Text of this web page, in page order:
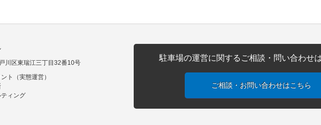
川区東瑞江三丁目32番10号
ト（実態運営）
ィング
駐車場の運営に関する ご相談・問い合わせ
ご相談・お問い合わせはこちら